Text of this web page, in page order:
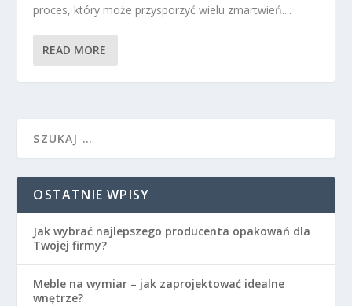
proces, który może przysporzyć wielu zmartwień....
READ MORE
OSTATNIE WPISY
Jak wybrać najlepszego producenta opakowań dla
Twojej firmy?
Meble na wymiar – jak zaprojektować idealne
wnętrze?